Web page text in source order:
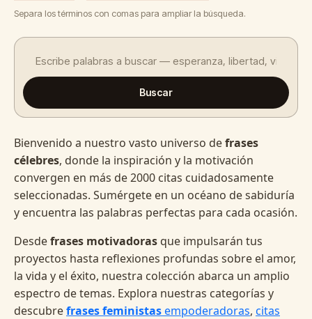
Separa los términos con comas para ampliar la búsqueda.
Buscar
Bienvenido a nuestro vasto universo defrases
célebres, donde la inspiración y la motivación
convergen en más de 2000 citas cuidadosamente
seleccionadas. Sumérgete en un océano de sabiduría
y encuentra las palabras perfectas para cada ocasión.
Desdefrases motivadoras que impulsarán tus
proyectos hasta reflexiones profundas sobre el amor,
la vida y el éxito, nuestra colección abarca un amplio
espectro de temas. Explora nuestras categorías y
descubrefrases feministasempoderadoras, citas